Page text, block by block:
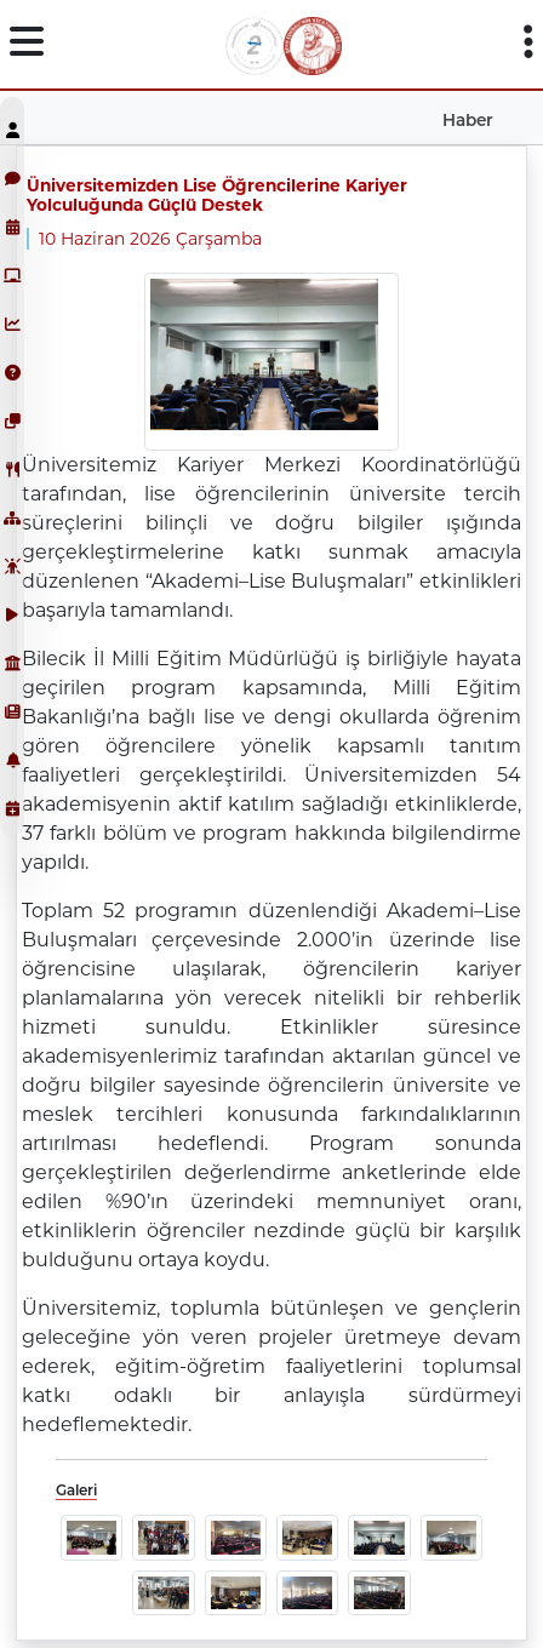
Haber
Üniversitemizden Lise Öğrencilerine Kariyer
Yolculuğunda Güçlü Destek
10 Haziran 2026 Çarşamba
Üniversitemiz Kariyer Merkezi Koordinatörlüğü
tarafından, lise öğrencilerinin üniversite tercih
süreçlerini bilinçli ve doğru bilgiler ışığında
gerçekleştirmelerine katkı sunmak amacıyla
düzenlenen “Akademi–Lise Buluşmaları” etkinlikleri
başarıyla tamamlandı.
Bilecik İl Milli Eğitim Müdürlüğü iş birliğiyle hayata
geçirilen program kapsamında, Milli Eğitim
Bakanlığı’na bağlı lise ve dengi okullarda öğrenim
gören öğrencilere yönelik kapsamlı tanıtım
faaliyetleri gerçekleştirildi. Üniversitemizden 54
akademisyenin aktif katılım sağladığı etkinliklerde,
37 farklı bölüm ve program hakkında bilgilendirme
yapıldı.
Toplam 52 programın düzenlendiği Akademi–Lise
Buluşmaları çerçevesinde 2.000’in üzerinde lise
öğrencisine ulaşılarak, öğrencilerin kariyer
planlamalarına yön verecek nitelikli bir rehberlik
hizmeti sunuldu. Etkinlikler süresince
akademisyenlerimiz tarafından aktarılan güncel ve
doğru bilgiler sayesinde öğrencilerin üniversite ve
meslek tercihleri konusunda farkındalıklarının
artırılması hedeflendi. Program sonunda
gerçekleştirilen değerlendirme anketlerinde elde
edilen %90’ın üzerindeki memnuniyet oranı,
etkinliklerin öğrenciler nezdinde güçlü bir karşılık
bulduğunu ortaya koydu.
Üniversitemiz, toplumla bütünleşen ve gençlerin
geleceğine yön veren projeler üretmeye devam
ederek, eğitim-öğretim faaliyetlerini toplumsal
katkı odaklı bir anlayışla sürdürmeyi
hedeflemektedir.
Galeri